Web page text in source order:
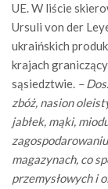
UE. W liście
Ursuli von der
ukraińskich
krajach
sąsiedztwie. –
zbóż, nasion
jabłek, mąki,
magazynach, co
przemysłowych i